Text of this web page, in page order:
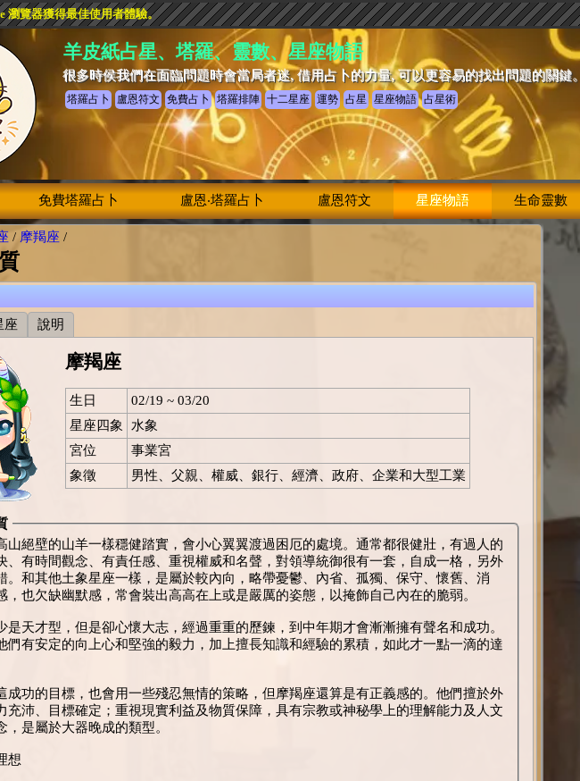
瀏覽器獲得最佳使用者體驗。
羊皮紙占星、塔羅、靈數、星座物語
很多時侯我們在面臨問題時會當局者迷, 借用占卜的力量, 可以更容易的找出問題的關鍵。
塔羅占卜 盧恩符文 免費占卜 塔羅排陣 十二星座 運勢 占星 星座物語 占星術
免費塔羅占卜 盧恩‧塔羅占卜 盧恩符文 星座物語 生命靈數
/ 摩羯座 /
座 說明
摩羯座
生日
02/19 ~ 03/20
星座四象
水象
宮位
事業宮
象徵
男性、父親、權威、銀行、經濟、政府、企業和大型工業
山絕壁的山羊一樣穩健踏實，會小心翼翼渡過困厄的處境。通常都很健壯，有過人的
、有時間觀念、有責任感、重視權威和名聲，對領導統御很有一套，自成一格，另外
。和其他土象星座一樣，是屬於較內向，略帶憂鬱、內省、孤獨、保守、懷舊、消
，也欠缺幽默感，常會裝出高高在上或是嚴厲的姿態，以掩飾自己內在的脆弱。
是天才型，但是卻心懷大志，經過重重的歷鍊，到中年期才會漸漸擁有聲名和成功。
們有安定的向上心和堅強的毅力，加上擅長知識和經驗的累積，如此才一點一滴的達
成功的目標，也會用一些殘忍無情的策略，但摩羯座還算是有正義感的。他們擅於外
充沛、目標確定；重視現實利益及物質保障，具有宗教或神秘學上的理解能力及人文
，是屬於大器晚成的類型。
想